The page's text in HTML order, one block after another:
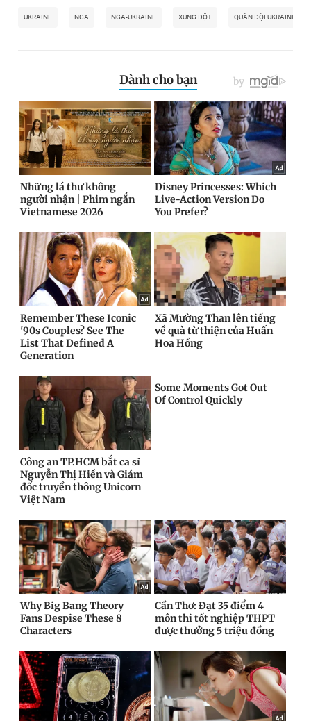
UKRAINE NGA NGA-UKRAINE XUNG ĐỘT QUÂN ĐỘI UKRAINE